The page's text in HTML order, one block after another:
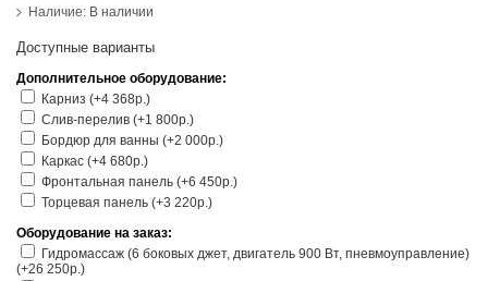
Наличие: В наличии
Доступные варианты
Дополнительное оборудование:
Карниз (+4 368р.)
Слив-перелив (+1 800р.)
Бордюр для ванны (+2 000р.)
Каркас (+4 680р.)
Фронтальная панель (+6 450р.)
Торцевая панель (+3 220р.)
Оборудование на заказ:
Гидромассаж (6 боковых джет, двигатель 900 Вт, пневмоуправление)
(+26 250р.)